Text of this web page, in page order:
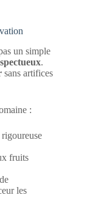
un simple
.
sans artifices
:
fruits
les